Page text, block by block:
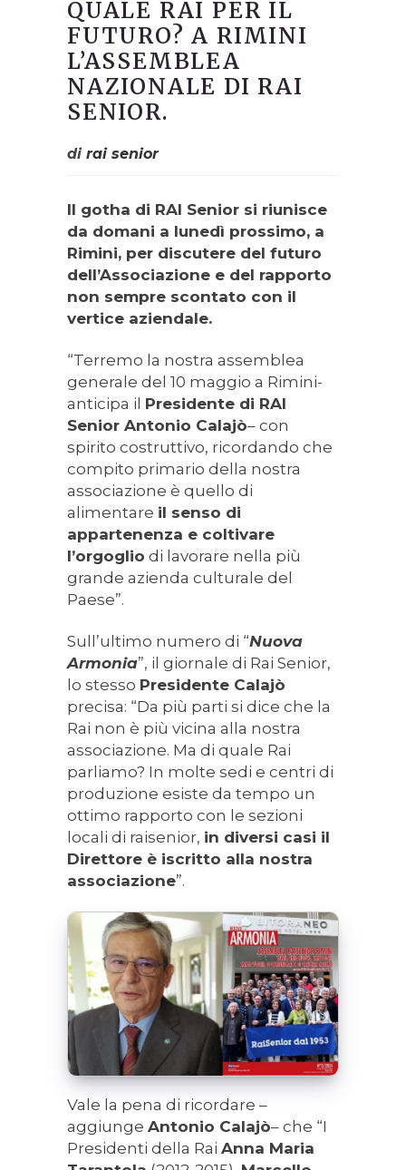
QUALE RAI PER IL
FUTURO? A RIMINI
L’ASSEMBLEA
NAZIONALE DI RAI
SENIOR.
dirai senior
Il gotha di RAI Senior si riunisce
da domani a lunedì prossimo, a
Rimini, per discutere del futuro
dell’Associazione e del rapporto
non sempre scontato con il
vertice aziendale.
“Terremo la nostra assemblea
generale del 10 maggio a Rimini-
anticipa il Presidente di RAI
Senior Antonio Calajò– con
spirito costruttivo, ricordando che
compito primario della nostra
associazione è quello di
alimentare il senso di
appartenenza e coltivare
l’orgoglio di lavorare nella più
grande azienda culturale del
Paese”.
Sull’ultimo numero di “Nuova
Armonia”, il giornale di Rai Senior,
lo stesso Presidente Calajò
precisa: “Da più parti si dice che la
Rai non è più vicina alla nostra
associazione. Ma di quale Rai
parliamo? In molte sedi e centri di
produzione esiste da tempo un
ottimo rapporto con le sezioni
locali di raisenior, in diversi casi il
Direttore è iscritto alla nostra
associazione”.
Vale la pena di ricordare –
aggiunge Antonio Calajò– che “I
Presidenti della Rai Anna Maria